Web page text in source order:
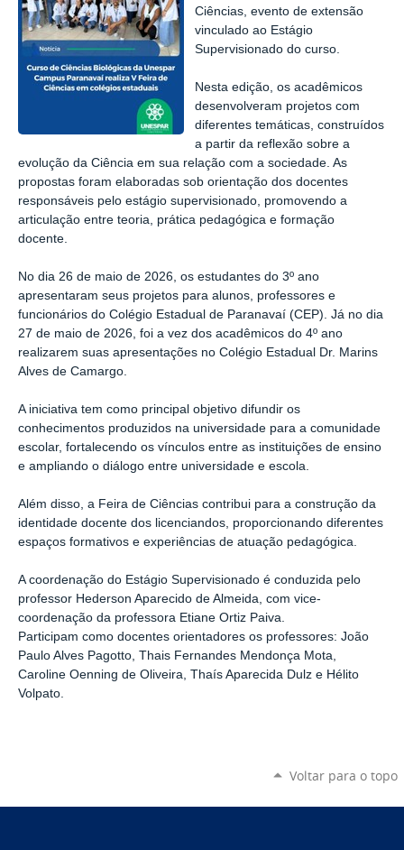
Ciências, evento de extensão
vinculado ao Estágio
Supervisionado do curso.
Nesta edição, os acadêmicos
desenvolveram projetos com
diferentes temáticas, construídos
a partir da reflexão sobre a
evolução da Ciência em sua relação com a sociedade. As
propostas foram elaboradas sob orientação dos docentes
responsáveis pelo estágio supervisionado, promovendo a
articulação entre teoria, prática pedagógica e formação
docente.
No dia 26 de maio de 2026, os estudantes do 3º ano
apresentaram seus projetos para alunos, professores e
funcionários do Colégio Estadual de Paranavaí (CEP). Já no dia
27 de maio de 2026, foi a vez dos acadêmicos do 4º ano
realizarem suas apresentações no Colégio Estadual Dr. Marins
Alves de Camargo.
A iniciativa tem como principal objetivo difundir os
conhecimentos produzidos na universidade para a comunidade
escolar, fortalecendo os vínculos entre as instituições de ensino
e ampliando o diálogo entre universidade e escola.
Além disso, a Feira de Ciências contribui para a construção da
identidade docente dos licenciandos, proporcionando diferentes
espaços formativos e experiências de atuação pedagógica.
A coordenação do Estágio Supervisionado é conduzida pelo
professor Hederson Aparecido de Almeida, com vice-
coordenação da professora Etiane Ortiz Paiva.
Participam como docentes orientadores os professores: João
Paulo Alves Pagotto, Thais Fernandes Mendonça Mota,
Caroline Oenning de Oliveira, Thaís Aparecida Dulz e Hélito
Volpato.
Voltar para o topo